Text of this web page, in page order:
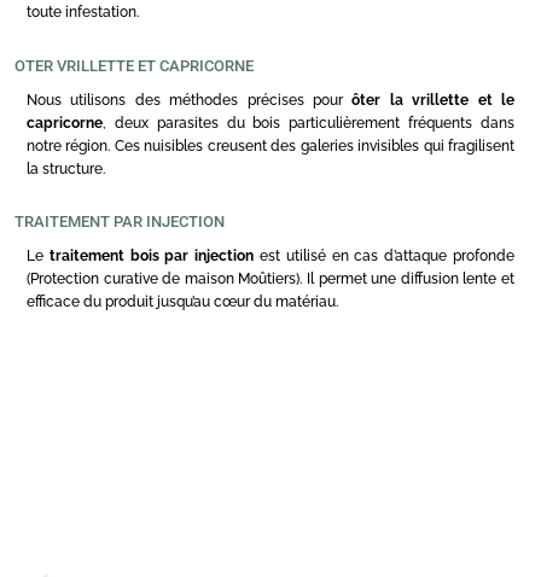
toute infestation.
OTER VRILLETTE ET CAPRICORNE
Nous utilisons des méthodes précises pourôter la vrillette et le
capricorne , deux parasites du bois particulièrement fréquents dans
notre région. Ces nuisibles creusent des galeries invisibles qui fragilisent
la structure.
TRAITEMENT PAR INJECTION
Le traitement bois par injection est utilisé en cas d’attaque profonde
(Protection curative de maison Moûtiers). Il permet une diffusion lente et
efficace du produit jusqu’au cœur du matériau.